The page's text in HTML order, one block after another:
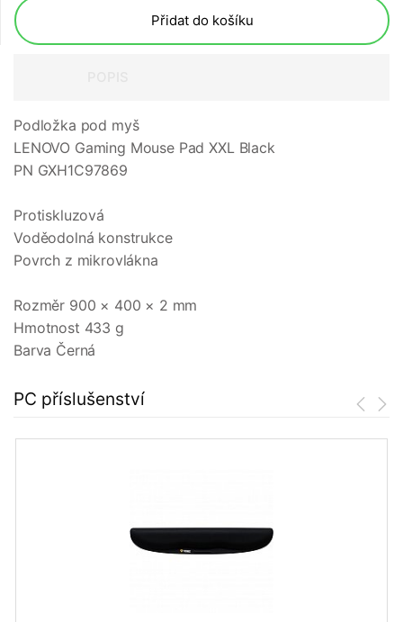
Přidat do košíku
Podložka pod myš
LENOVO Gaming Mouse Pad XXL Black
PN GXH1C97869
Protiskluzová
Voděodolná konstrukce
Povrch z mikrovlákna
Rozměr 900 × 400 × 2 mm
Hmotnost 433 g
Barva Černá
PC příslušenství